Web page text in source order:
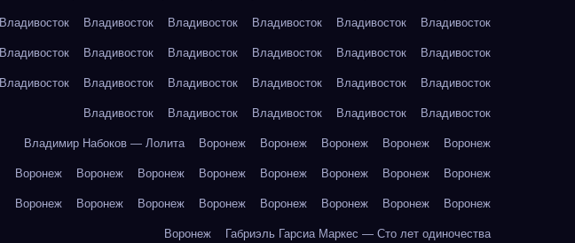
Владивосток Владивосток Владивосток Владивосток Владивосток Владивосток
Владивосток Владивосток Владивосток Владивосток Владивосток Владивосток
Владивосток Владивосток Владивосток Владивосток Владивосток Владивосток
Владивосток Владивосток Владивосток Владивосток Владивосток
Владимир Набоков — Лолита Воронеж Воронеж Воронеж Воронеж Воронеж
Воронеж Воронеж Воронеж Воронеж Воронеж Воронеж Воронеж Воронеж
Воронеж Воронеж Воронеж Воронеж Воронеж Воронеж Воронеж Воронеж
Воронеж Габриэль Гарсиа Маркес — Сто лет одиночества